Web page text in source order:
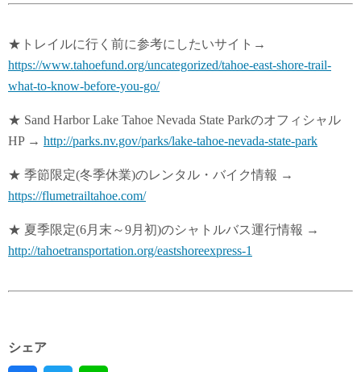
★トレイルに行く前に参考にしたいサイト→
https://www.tahoefund.org/uncategorized/tahoe-east-shore-trail-
what-to-know-before-you-go/
★ Sand Harbor Lake Tahoe Nevada State Parkのオフィシャル
HP → http://parks.nv.gov/parks/lake-tahoe-nevada-state-park
★ 季節限定(冬季休業)のレンタル・バイク情報 →
https://flumetrailtahoe.com/
★ 夏季限定(6月末～9月初)のシャトルバス運行情報 →
http://tahoetransportation.org/eastshoreexpress-1
シェア